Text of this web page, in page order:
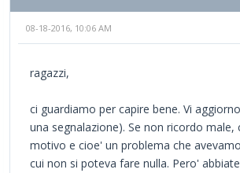
08-18-2016, 10:06 AM
ragazzi,
ci guardiamo per capire bene. Vi
una segnalazione). Se non ricordo male,
motivo e cioe' un problema che
cui non si poteva fare nulla. Pero'